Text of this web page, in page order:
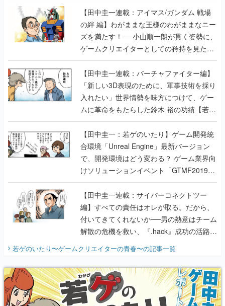
【田中圭一連載：アイマス/ガンダム 戦場
の絆 編】わがままな王様のわがままなニー
ズを満たす！──小山順一朗が貫く姿勢に、
ゲームクリエイターとしての矜持を見た
【若ゲのいたり最終回】
【田中圭一連載：バーチャファイター編】
「新しい3D表現のために、軍事技術を採り
入れたい」世界情勢を味方につけて、ゲー
ムに革命をもたらした鈴木 裕の功績【若ゲ
のいたり】
【田中圭一：若ゲのいたり】ゲーム開発統
合環境「Unreal Engine」最新バージョン
で、開発環境はどう変わる？ ゲーム業界向
けソリューションイベント「GTMF2019」
に行って、より理解を深めよう【PR】
【田中圭一連載：サイバーコネクトツー
編】すべての責任はオレが取る。だから、
付いてきてくれないか──男の熱意はチーム
解散の危機を救い、『.hack』成功の活路を
『少年ジャンプ』色だった【若ゲのいた
り】
若ゲのいたり〜ゲームクリエイターの青春〜の記事一覧